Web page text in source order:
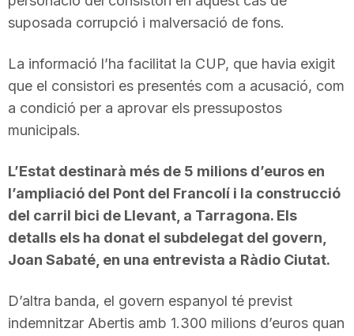
d
e
a
r
suposada corrupció i malversació de fons.
La informació l’ha facilitat la CUP, que havia exigit
que el consistori es presentés com a acusació, com
a condició per a aprovar els pressupostos
municipals.
L’Estat destinarà més de 5 milions d’euros en
l’ampliació del Pont del Francolí i la construcció
del carril bici de Llevant, a Tarragona. Els
detalls els ha donat el subdelegat del govern,
Joan Sabaté, en una entrevista a Ràdio Ciutat.
D’altra banda, el govern espanyol té previst
indemnitzar Abertis amb 1.300 milions d’euros quan